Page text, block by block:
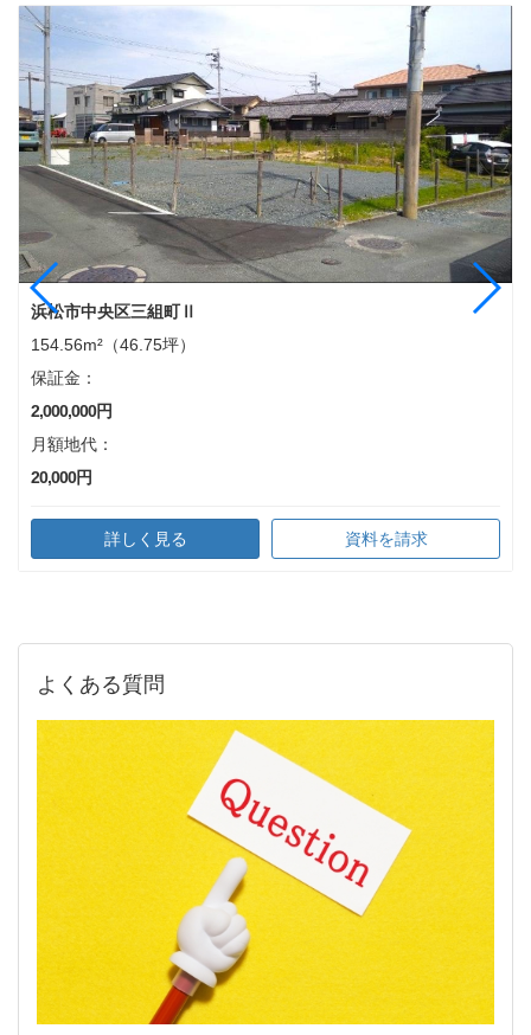
浜松市浜名区小松（旧浜北区） 成約御礼
299.75m²（90.67坪）
保証金：
2,000,000円
月額地代：
24,000円
詳しく見る 資料を請求
浜松市中央区三組町Ⅱ
154.56m²（46.75坪）
保証金：
2,000,000円
月額地代：
20,000円
詳しく見る 資料を請求
浜松市浜名区小松（旧浜北区）
231.00m²（69.87坪）
保証金：
2,000,000円
月額地代：
21,000円
詳しく見る 資料を請求
浜松市浜名区小松（旧浜北区） 成約御礼
299.75m²（90.67坪）
保証金：
2,000,000円
月額地代：
24,000円
詳しく見る 資料を請求
浜松市中央区三組町Ⅱ
154.56m²（46.75坪）
保証金：
2,000,000円
月額地代：
20,000円
詳しく見る 資料を請求
よくある質問